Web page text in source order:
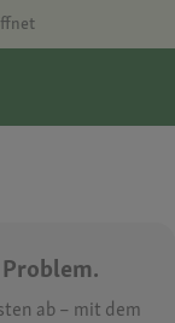
ab – mit dem